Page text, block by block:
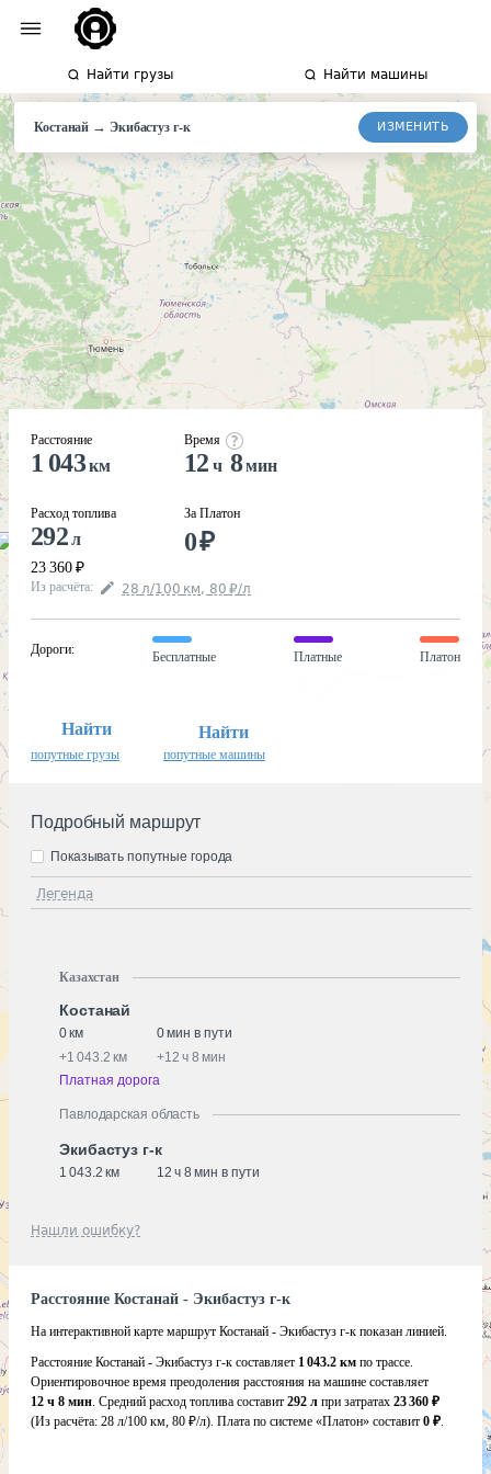
Найти грузы Найти машины
Костанай → Экибастуз г-к ИЗМЕНИТЬ
Расстояние
1 043км
Расход топлива
292л
23 360 ₽
Время
12 ч 8мин
За Платон
0₽
Из расчёта: 28 л/100 км, 80 ₽/л
Дороги:
Бесплатные Платные Платон
Найти
попутные грузы
Найти
попутные машины
Подробный маршрут
Легенда
Показывать попутные города
Казахстан
Костанай
0 км
0 мин в пути
+1 043.2 км +12 ч 8 мин
Платная дорога
Павлодарская область
Экибастуз г-к
1 043.2 км 12 ч 8 мин в пути
Нашли ошибку?
Расстояние Костанай - Экибастуз г-к
На интерактивной карте маршрут Костанай - Экибастуз г-к показан линией.
Расстояние Костанай - Экибастуз г-к составляет 1 043.2 км по трассе.
Ориентировочное время преодоления расстояния на машине составляет
12 ч 8 мин. Средний расход топлива составит 292 л при затратах 23 360 ₽
(Из расчёта: 28 л/100 км, 80 ₽/л). Плата по системе «Платон» составит 0 ₽.